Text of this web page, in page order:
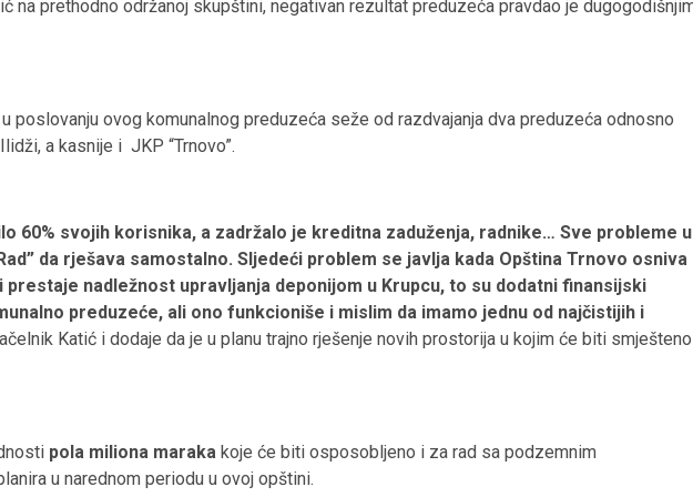
na prethodno održanoj skupštini, negativan rezultat preduzeća pravdao je
poslovanju ovog komunalnog preduzeća seže od razdvajanja dva preduzeća odnosno
a kasnije i JKP “Trnovo”.
60% svojih korisnika, a zadržalo je kreditna zaduženja, radnike… Sve probleme u
da rješava samostalno. Sljedeći problem se javlja kada Opština Trnovo osniva
nadležnost upravljanja deponijom u Krupcu, to su dodatni finansijski
preduzeće, ali ono funkcioniše i mislim da imamo jednu od najčistijih i
Katić i dodaje da je u planu trajno rješenje novih prostorija u kojim će biti smješteno
pola miliona maraka koje će biti osposobljeno i za rad sa podzemnim
u narednom periodu u ovoj opštini.